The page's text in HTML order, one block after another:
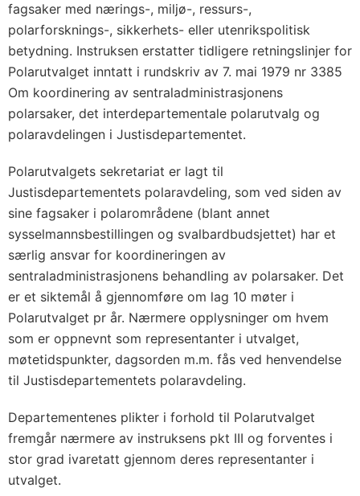
fagsaker med nærings-, miljø-, ressurs-,
polarforsknings-, sikkerhets- eller utenrikspolitisk
betydning. Instruksen erstatter tidligere retningslinjer for
Polarutvalget inntatt i rundskriv av 7. mai 1979 nr 3385
Om koordinering av sentraladministrasjonens
polarsaker, det interdepartementale polarutvalg og
polaravdelingen i Justisdepartementet.
Polarutvalgets sekretariat er lagt til
Justisdepartementets polaravdeling, som ved siden av
sine fagsaker i polarområdene (blant annet
sysselmannsbestillingen og svalbardbudsjettet) har et
særlig ansvar for koordineringen av
sentraladministrasjonens behandling av polarsaker. Det
er et siktemål å gjennomføre om lag 10 møter i
Polarutvalget pr år. Nærmere opplysninger om hvem
som er oppnevnt som representanter i utvalget,
møtetidspunkter, dagsorden m.m. fås ved henvendelse
til Justisdepartementets polaravdeling.
Departementenes plikter i forhold til Polarutvalget
fremgår nærmere av instruksens pkt III og forventes i
stor grad ivaretatt gjennom deres representanter i
utvalget.